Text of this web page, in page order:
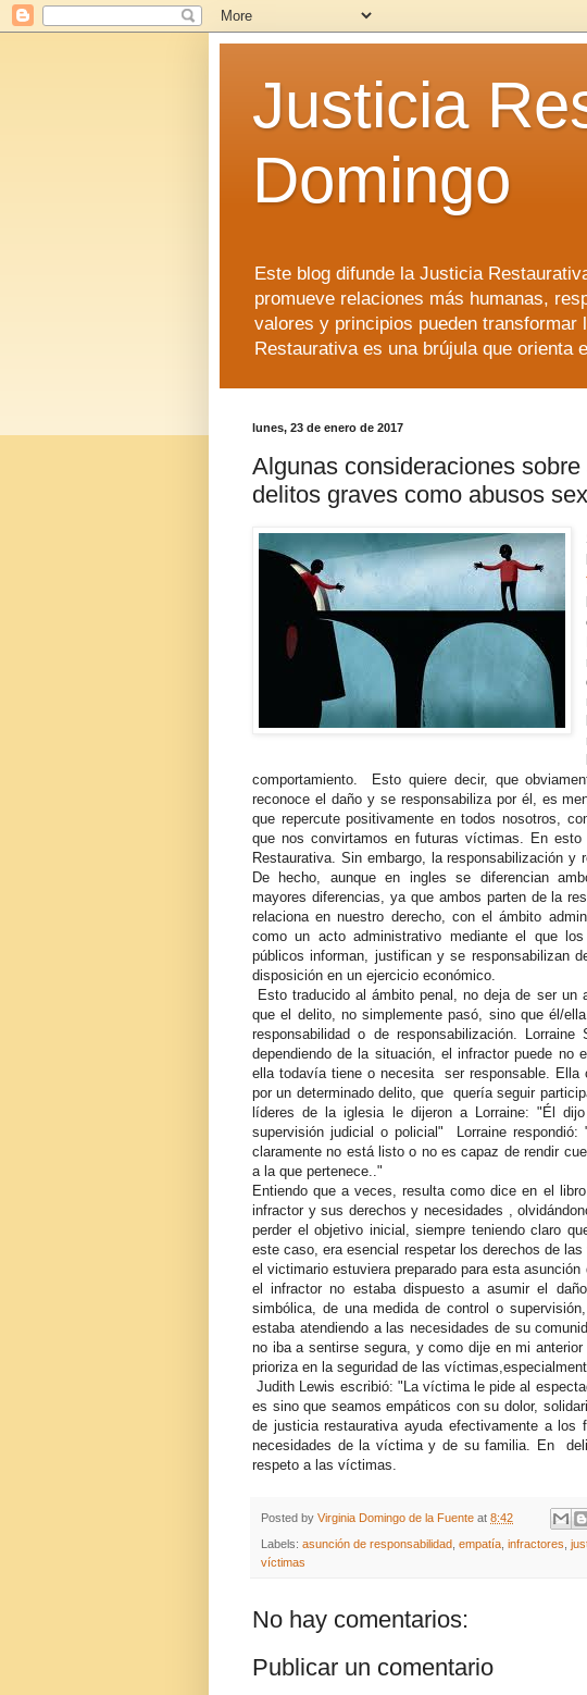
Justicia
Domingo
Este blog difunde la Justicia
promueve relaciones más humanas,
valores y principios pueden
Restaurativa es una brújula que
lunes, 23 de enero de 2017
Algunas consideraciones
delitos graves como abusos
comportamiento. Esto quiere decir, que
reconoce el daño y se responsabiliza por él, es
que repercute positivamente en todos nosotros,
que nos convirtamos en futuras víctimas. En
Restaurativa. Sin embargo, la responsabilización
De hecho, aunque en ingles se diferencian
mayores diferencias, ya que ambos parten de la
relaciona en nuestro derecho, con el ámbito
como un acto administrativo mediante el que
públicos informan, justifican y se responsabilizan
disposición en un ejercicio económico.
Esto traducido al ámbito penal, no deja de ser
que el delito, no simplemente pasó, sino que él/
responsabilidad o de responsabilización.
dependiendo de la situación, el infractor puede no
ella todavía tiene o necesita ser responsable. Ella
por un determinado delito, que quería seguir
líderes de la iglesia le dijeron a Lorraine: "Él
supervisión judicial o policial" Lorraine
claramente no está listo o no es capaz de rendir
a la que pertenece.."
Entiendo que a veces, resulta como dice en el
infractor y sus derechos y necesidades ,
perder el objetivo inicial, siempre teniendo claro
este caso, era esencial respetar los derechos de
el victimario estuviera preparado para esta
el infractor no estaba dispuesto a asumir el
simbólica, de una medida de control o
estaba atendiendo a las necesidades de su
no iba a sentirse segura, y como dije en mi
prioriza en la seguridad de las
Judith Lewis escribió: "La víctima le pide al
es sino que seamos empáticos con su dolor,
de justicia restaurativa ayuda efectivamente a
necesidades de la víctima y de su familia. En
respeto a las víctimas.
Posted by Virginia Domingo de la Fuente at 8:42
Labels: asunción de responsabilidad, empatía, infractores,
víctimas
No hay comentarios:
Publicar un comentario